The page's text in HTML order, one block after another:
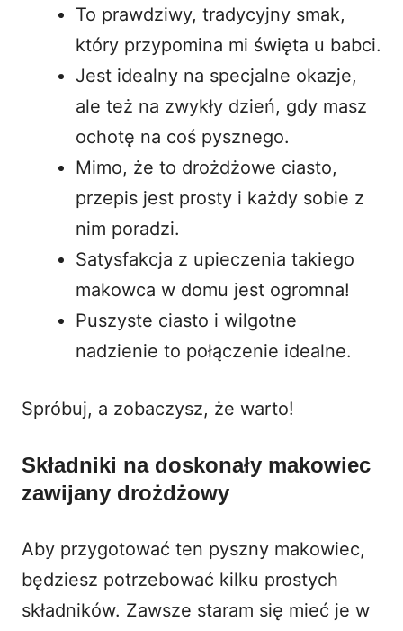
To prawdziwy, tradycyjny smak,
który przypomina mi święta u babci.
Jest idealny na specjalne okazje,
ale też na zwykły dzień, gdy masz
ochotę na coś pysznego.
Mimo, że to drożdżowe ciasto,
przepis jest prosty i każdy sobie z
nim poradzi.
Satysfakcja z upieczenia takiego
makowca w domu jest ogromna!
Puszyste ciasto i wilgotne
nadzienie to połączenie idealne.
Spróbuj, a zobaczysz, że warto!
Składniki na doskonały makowiec
zawijany drożdżowy
Aby przygotować ten pyszny makowiec,
będziesz potrzebować kilku prostych
składników. Zawsze staram się mieć je w